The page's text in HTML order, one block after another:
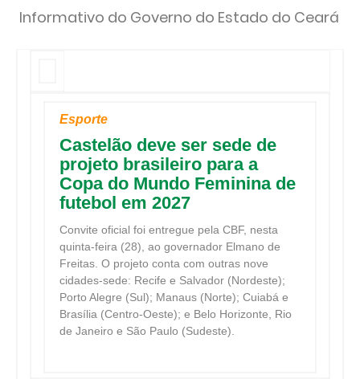
Informativo do Governo do Estado do Ceará
Esporte
Castelão deve ser sede de
projeto brasileiro para a
Copa do Mundo Feminina de
futebol em 2027
Convite oficial foi entregue pela CBF, nesta
quinta-feira (28), ao governador Elmano de
Freitas. O projeto conta com outras nove
cidades-sede: Recife e Salvador (Nordeste);
Porto Alegre (Sul); Manaus (Norte); Cuiabá e
Brasília (Centro-Oeste); e Belo Horizonte, Rio
de Janeiro e São Paulo (Sudeste).